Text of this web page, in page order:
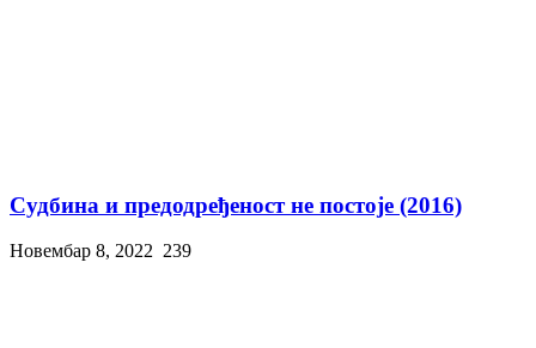
Судбина и предодређеност не постоје (2016)
Новембар 8, 2022 239